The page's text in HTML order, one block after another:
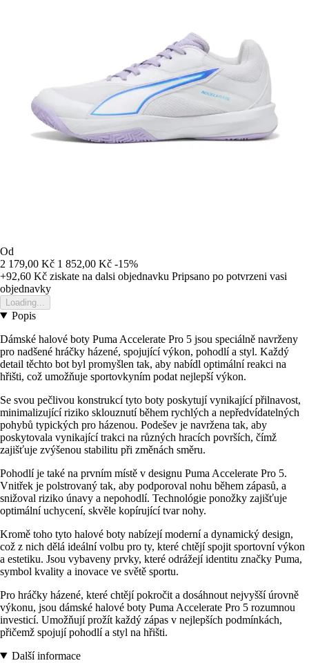
Od
2 179,00 Kč 1 852,00 Kč -15%
+92,60 Kč ziskate na dalsi objednavku Pripsano po potvrzeni vasi
objednavky
Loading...
Popis
Dámské halové boty Puma Accelerate Pro 5 jsou speciálně navrženy
pro nadšené hráčky házené, spojující výkon, pohodlí a styl. Každý
detail těchto bot byl promyšlen tak, aby nabídl optimální reakci na
hřišti, což umožňuje sportovkyním podat nejlepší výkon.
Se svou pečlivou konstrukcí tyto boty poskytují vynikající přilnavost,
minimalizující riziko sklouznutí během rychlých a nepředvídatelných
pohybů typických pro házenou. Podešev je navržena tak, aby
poskytovala vynikající trakci na různých hracích površích, čímž
zajišťuje zvýšenou stabilitu při změnách směru.
Pohodlí je také na prvním místě v designu Puma Accelerate Pro 5.
Vnitřek je polstrovaný tak, aby podporoval nohu během zápasů, a
snižoval riziko únavy a nepohodlí. Technológie ponožky zajišťuje
optimální uchycení, skvěle kopírující tvar nohy.
Kromě toho tyto halové boty nabízejí moderní a dynamický design,
což z nich dělá ideální volbu pro ty, které chtějí spojit sportovní výkon
a estetiku. Jsou vybaveny prvky, které odrážejí identitu značky Puma,
symbol kvality a inovace ve světě sportu.
Pro hráčky házené, které chtějí pokročit a dosáhnout nejvyšší úrovně
výkonu, jsou dámské halové boty Puma Accelerate Pro 5 rozumnou
investicí. Umožňují prožít každý zápas v nejlepších podmínkách,
přičemž spojují pohodlí a styl na hřišti.
Další informace